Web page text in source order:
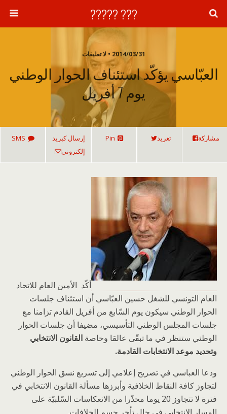
??? ?????
2014/03/31 • لا تعليقات
العبّاسي يؤكّد استئناف الحوار الوطني
يوم 7 أفريل
مشاركة تغريد Pin
إرسال كبريد
إلكتروني
SMS
أكّد الأمين العام للاتحاد
العام التونسي للشغل حسين العبّاسي أن استئناف جلسات
الحوار الوطني سيكون يوم السّابع من أفريل القادم تزامنا مع
جلسات المجلس الوطني التأسيسي، مضيفا أن جلسات الحوار
الوطني ستنظر في ما تبقّى عالقا وخاصة القانون الانتخابي
وتحديد موعد الانتخابات القادمة.
ودعا العباسي في تصريح إعلامي إلى تسريع نسق الحوار الوطني
لتجاوز كافة النقاط الخلافية وأبرزها مسألة القانون الانتخابي في
فترة لا تتجاوز 20 يوما محذّرا من الانعكاسات السّلبيّة على